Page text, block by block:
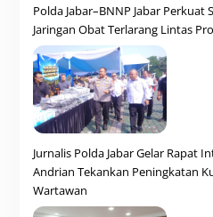
Polda Jabar–BNNP Jabar Perkuat
Jaringan Obat Terlarang Lintas
Jurnalis Polda Jabar Gelar Rapat
Andrian Tekankan Peningkatan
Wartawan